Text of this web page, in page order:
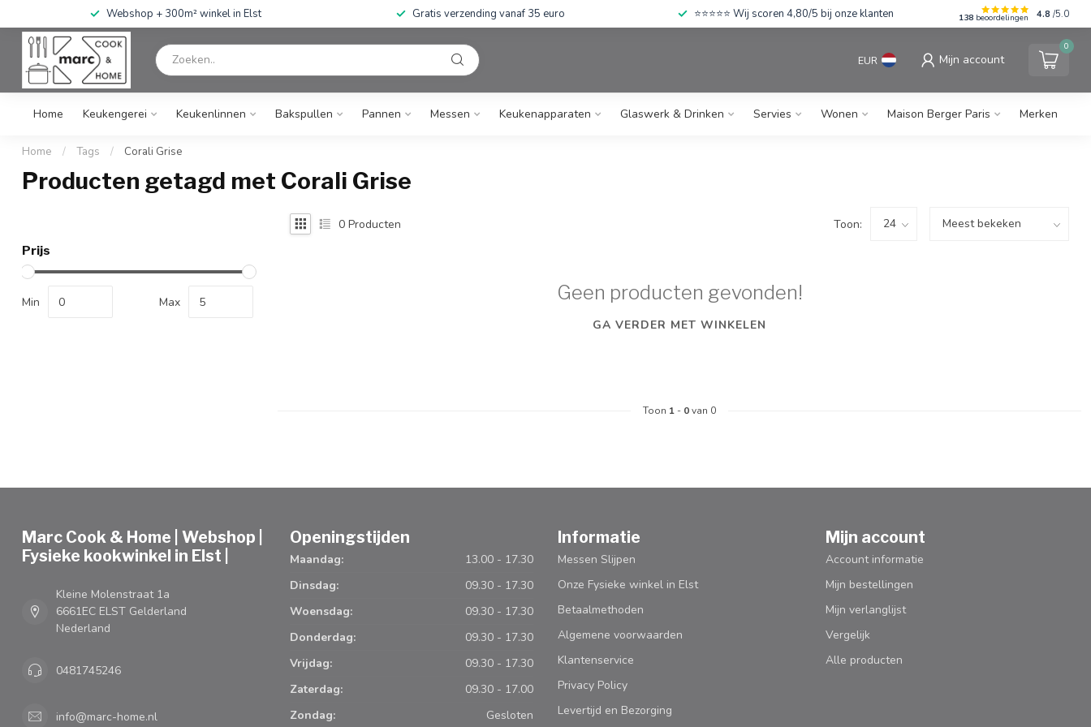
Webshop + 300m² winkel in Elst Gratis verzending vanaf 35 euro ⭐⭐⭐⭐⭐ Wij scoren 4,80/5 bij onze klanten 138 beoordelingen 4.8 /5.0
EUR Mijn account
0
Home Keukengerei Keukenlinnen Bakspullen Pannen Messen Keukenapparaten Glaswerk & Drinken Servies Wonen Maison Berger Paris Merken
Home / Tags / Corali Grise
Producten getagd met Corali Grise
Prijs
Min Max
0 Producten Toon:
Geen producten gevonden!
GA VERDER MET WINKELEN
Toon 1 - 0van 0
Marc Cook & Home | Webshop |
Fysieke kookwinkel in Elst |
Kleine Molenstraat 1a
6661EC ELST Gelderland
Nederland
0481745246
info@marc-home.nl
Openingstijden
Maandag:
13.00 - 17.30
Dinsdag:
09.30 - 17.30
Woensdag:
09.30 - 17.30
Donderdag:
09.30 - 17.30
Vrijdag:
09.30 - 17.30
Zaterdag:
09.30 - 17.00
Zondag:
Gesloten
Informatie
Messen Slijpen
Onze Fysieke winkel in Elst
Betaalmethoden
Algemene voorwaarden
Klantenservice
Privacy Policy
Levertijd en Bezorging
Mijn account
Account informatie
Mijn bestellingen
Mijn verlanglijst
Vergelijk
Alle producten